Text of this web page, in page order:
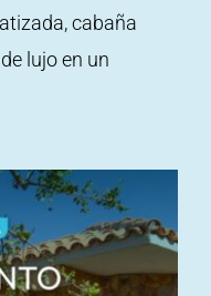
cabaña
lujo en un